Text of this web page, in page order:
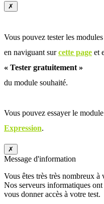
✗
Vous pouvez tester les
en naviguant surcette page et
« Tester gratuitement »
du module souhaité.
Vous pouvez essayer le
Expression.
✗
Message d'information
Vous êtes très très nombreux
Nos serveurs informatiques
vous donner accès à votre test.